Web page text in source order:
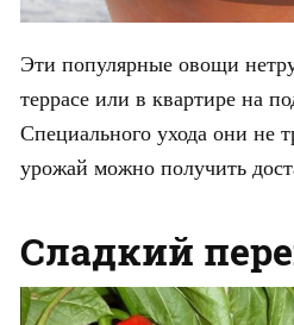
Эти популярные овощи
террасе или в квартире на
Специального ухода они не
урожай можно получить
Сладкий